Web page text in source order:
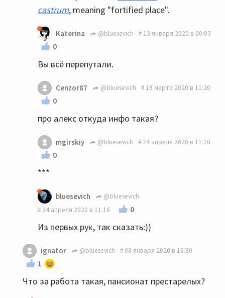
castrum, meaning "fortified place".
Katerina @bluesevich 13 января 2020 в 00:03
0
Вы всё перепутали.
Cenzor87 @bluesevich 18 марта 2020 в 11:20
0
про алекс откуда инфо такая?
mgirskiy @bluesevich 24 апреля 2020 в 11:10
0
***
bluesevich
@bluesevich
24 апреля 2020 в 11:16
0
Из первых рук, так сказать:))
ignator @bluesevich 08 января 2020 в 16:30
1
Что за работа такая, пансионат престарелых?